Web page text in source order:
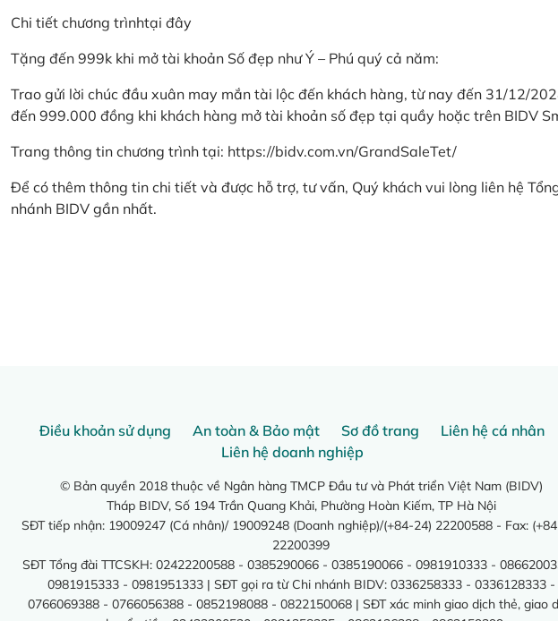
Chi tiết chương trìnhtại đây
Tặng đến 999k khi mở tài khoản Số đẹp như Ý – Phú quý cả năm:
Trao gửi lời chúc đầu xuân may mắn tài lộc đến khách hàng, từ nay đến 31/12/
đến 999.000 đồng khi khách hàng mở tài khoản số đẹp tại quầy hoặc trên BIDV
Trang thông tin chương trình tại: https://bidv.com.vn/GrandSaleTet/
Để có thêm thông tin chi tiết và được hỗ trợ, tư vấn, Quý khách vui lòng liên hệ
nhánh BIDV gần nhất.
Điều khoản sử dụng An toàn & Bảo mật Sơ đồ trang
Liên hệ cá nhân
Liên hệ doanh nghiệp
© Bản quyền 2018 thuộc về Ngân hàng TMCP Đầu tư và Phát triển Việt Nam (BIDV)
Tháp BIDV, Số 194 Trần Quang Khải, Phường Hoàn Kiếm, TP Hà Nội
SĐT tiếp nhận: 19009247 (Cá nhân)/ 19009248 (Doanh nghiệp)/(+84-24) 22200588 - Fax:
22200399
SĐT Tổng đài TTCSKH: 02422200588 - 0385290066 - 0385190066 - 0981910333 -
0981915333 - 0981951333 | SĐT gọi ra từ Chi nhánh BIDV: 0336258333 - 0336128333 -
0766069388 - 0766056388 - 0852198088 - 0822150068 | SĐT xác minh giao dịch thẻ, giao